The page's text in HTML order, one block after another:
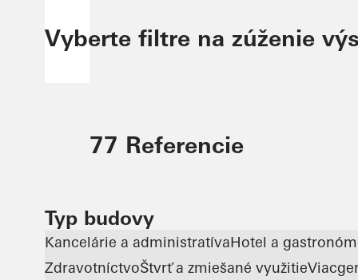
Vyberte filtre na zúženie
77 Referencie
Typ budovy
Kancelárie a administratívaHotel a
ZdravotníctvoŠtvrť a zmiešané využitie